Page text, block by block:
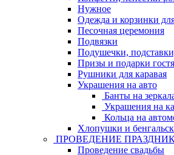
Нужное
Одежда и корзинки
Песочная церемония
Подвязки
Подушечки,
Призы и подарки
Рушники для каравая
Украшения на авто
Банты на
Украшения на
Кольца на
Хлопушки и
ПРОВЕДЕНИЕ
Проведение свадьбы